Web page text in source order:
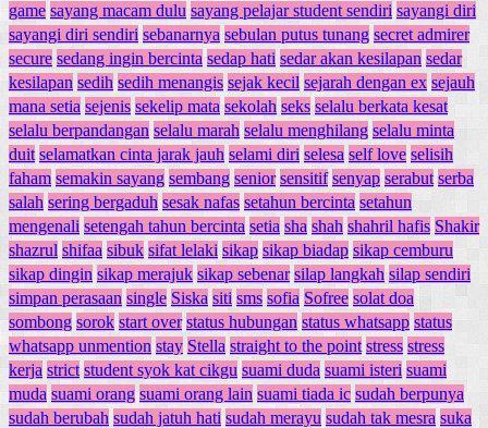
game sayang macam dulu sayang pelajar student sendiri sayangi diri
sayangi diri sendiri sebanarnya sebulan putus tunang secret admirer
secure sedang ingin bercinta sedap hati sedar akan kesilapan sedar
kesilapan sedih sedih menangis sejak kecil sejarah dengan ex sejauh
mana setia sejenis sekelip mata sekolah seks selalu berkata kesat
selalu berpandangan selalu marah selalu menghilang selalu minta
duit selamatkan cinta jarak jauh selami diri selesa self love selisih
faham semakin sayang sembang senior sensitif senyap serabut serba
salah sering bergaduh sesak nafas setahun bercinta setahun
mengenali setengah tahun bercinta setia sha shah shahril hafis Shakir
shazrul shifaa sibuk sifat lelaki sikap sikap biadap sikap cemburu
sikap dingin sikap merajuk sikap sebenar silap langkah silap sendiri
simpan perasaan single Siska siti sms sofia Sofree solat doa
sombong sorok start over status hubungan status whatsapp status
whatsapp unmention stay Stella straight to the point stress stress
kerja strict student syok kat cikgu suami duda suami isteri suami
muda suami orang suami orang lain suami tiada ic sudah berpunya
sudah berubah sudah jatuh hati sudah merayu sudah tak mesra suka